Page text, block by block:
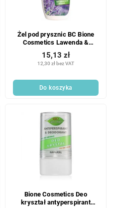
Żel pod prysznic BC Bione
Cosmetics Lawenda &
Pantenol i Keratyna 260 ml
12,30 zł bez VAT
15,13 zł
Do koszyka
Bione Cosmetics Deo
kryształ antyperspirant